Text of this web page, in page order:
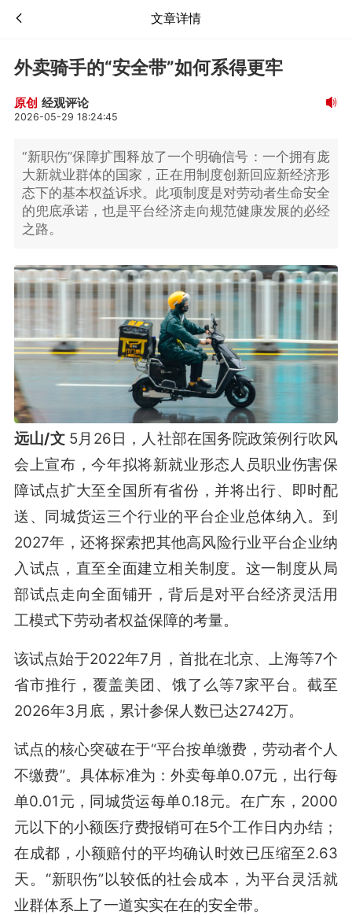
文章详情
外卖骑手的“安全带”如何系得更牢
原创 经观评论
2026-05-29 18:24:45
“新职伤”保障扩围释放了一个明确信号：一个拥有庞
大新就业群体的国家，正在用制度创新回应新经济形
态下的基本权益诉求。此项制度是对劳动者生命安全
的兜底承诺，也是平台经济走向规范健康发展的必经
之路。
远山/文5月26日，人社部在国务院政策例行吹风
会上宣布，今年拟将新就业形态人员职业伤害保
障试点扩大至全国所有省份，并将出行、即时配
送、同城货运三个行业的平台企业总体纳入。到
2027年，还将探索把其他高风险行业平台企业纳
入试点，直至全面建立相关制度。这一制度从局
部试点走向全面铺开，背后是对平台经济灵活用
工模式下劳动者权益保障的考量。
该试点始于2022年7月，首批在北京、上海等7个
省市推行，覆盖美团、饿了么等7家平台。截至
2026年3月底，累计参保人数已达2742万。
试点的核心突破在于“平台按单缴费，劳动者个人
不缴费”。具体标准为：外卖每单0.07元，出行每
单0.01元，同城货运每单0.18元。在广东，2000
元以下的小额医疗费报销可在5个工作日内办结；
在成都，小额赔付的平均确认时效已压缩至2.63
天。“新职伤”以较低的社会成本，为平台灵活就
业群体系上了一道实实在在的安全带。